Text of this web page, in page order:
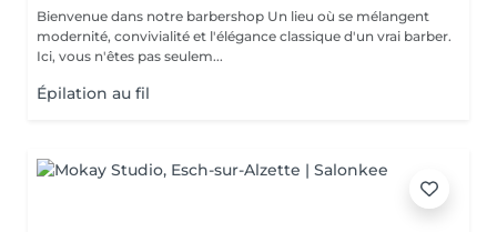
Bienvenue dans notre barbershop Un lieu où se mélangent
modernité, convivialité et l'élégance classique d'un vrai barber.
Ici, vous n'êtes pas seulem...
Épilation au fil